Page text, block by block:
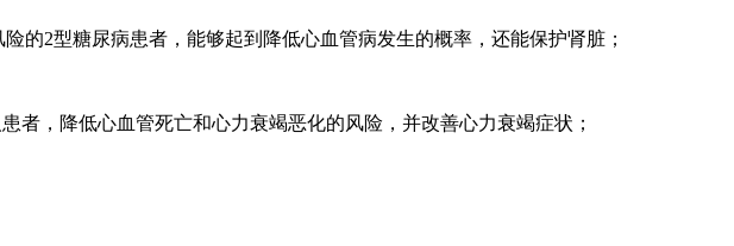
的2型糖尿病患者，能够起到降低心血管病发生的概率，还能保护肾脏；
者，降低心血管死亡和心力衰竭恶化的风险，并改善心力衰竭症状；